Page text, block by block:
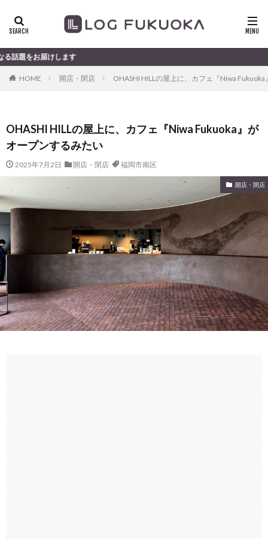
す
HOME 開店・閉店 OHASHI HILLの屋上に、カフェ『Niwa
OHASHI HILLの屋上に、カフェ『Niwa Fukuoka』が
オープンするみたい
2025年7月2日 開店・閉店 福岡市南区
開店・閉店